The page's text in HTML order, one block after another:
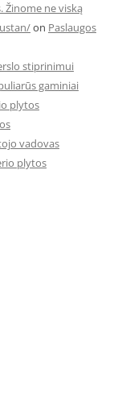
Žinome ne viską
on Paslaugos
stiprinimui
gaminiai
plytos
vadovas
plytos